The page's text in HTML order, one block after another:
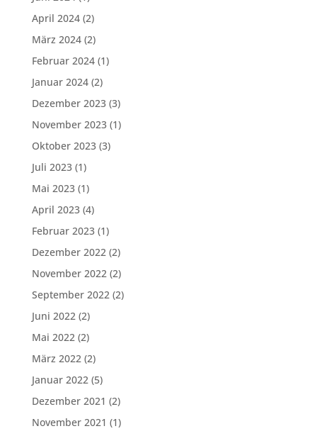
April 2024(2)
März 2024(2)
Februar 2024(1)
Januar 2024(2)
Dezember 2023(3)
November 2023(1)
Oktober 2023(3)
Juli 2023(1)
Mai 2023(1)
April 2023(4)
Februar 2023(1)
Dezember 2022(2)
November 2022(2)
September 2022(2)
Juni 2022(2)
Mai 2022(2)
März 2022(2)
Januar 2022(5)
Dezember 2021 (2)
November 2021 (1)